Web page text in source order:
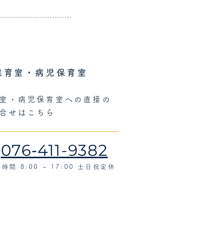
育室・病児保育室
・病児保育室への直接の
せはこちら
076‐411-9382
時間 8:00 ~ 17:00 土日祝定休